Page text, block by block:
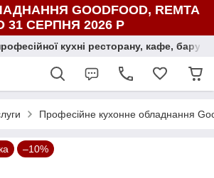
GOODFOOD, REMTA
31 СЕРПНЯ 2026 Р
кухні ресторану, кафе, бару,
Професійне кухонне обладнання
–10%